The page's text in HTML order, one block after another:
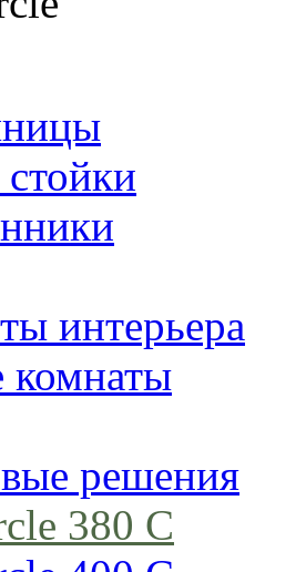
интерьера
решения
380 C